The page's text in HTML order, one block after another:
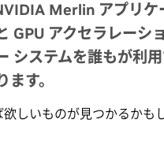
Merlin アプリケ
GPU アクセラレーシ
システムを誰もが利
す。
しいものが見つかるかも